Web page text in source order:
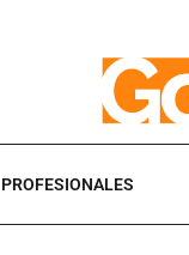
PROFESIONALES